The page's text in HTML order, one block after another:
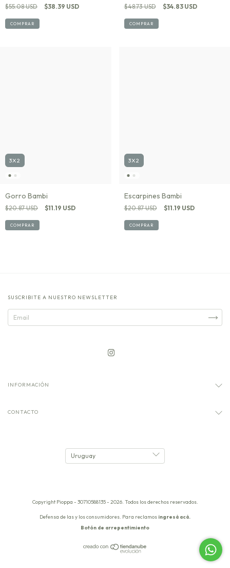
$55.08 USD $38.39 USD
COMPRAR
$48.73 USD $34.83 USD
COMPRAR
3X2
Gorro Bambi
$20.87 USD $11.19 USD
COMPRAR
3X2
Escarpines Bambi
$20.87 USD $11.19 USD
COMPRAR
SUSCRIBITE A NUESTRO NEWSLETTER
INFORMACIÓN
CONTACTO
Copyright Pioppa - 30710588135 - 2026. Todos los derechos reservados.
Defensa de las y los consumidores. Para reclamos ingresá acá.
Botón de arrepentimiento